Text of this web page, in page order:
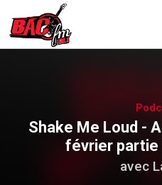
Shake Me Loud -
février partie
avec